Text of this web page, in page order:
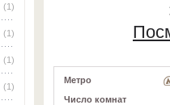
(1)
(1)
(1)
(1)
Метро
Число комнат